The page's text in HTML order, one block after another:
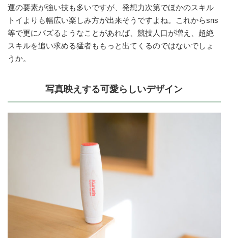
運の要素が強い技も多いですが、発想力次第でほかのスキル
トイよりも幅広い楽しみ方が出来そうですよね。これからsns
等で更にバズるようなことがあれば、競技人口が増え、超絶
スキルを追い求める猛者ももっと出てくるのではないでしょ
うか。
写真映えする可愛らしいデザイン